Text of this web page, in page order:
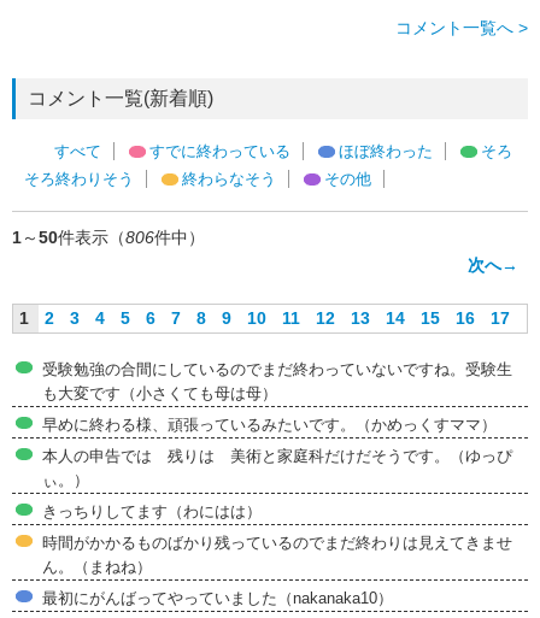
コメント一覧へ >
コメント一覧(新着順)
すべて すでに終わっている ほぼ終わった
そろ
そろ終わりそう
終わらなそう その他
1～50件表示（806件中）
次へ→
1 2 3 4 5 6 7 8 9 10 11 12 13 14 15 16 17
受験勉強の合間にしているのでまだ終わっていないですね。受験生
も大変です（小さくても母は母）
早めに終わる様、頑張っているみたいです。（かめっくすママ）
本人の申告では 残りは 美術と家庭科だけだそうです。（ゆっぴ
ぃ。）
きっちりしてます（わにはは）
時間がかかるものばかり残っているのでまだ終わりは見えてきませ
ん。（まねね）
最初にがんばってやっていました（nakanaka10）